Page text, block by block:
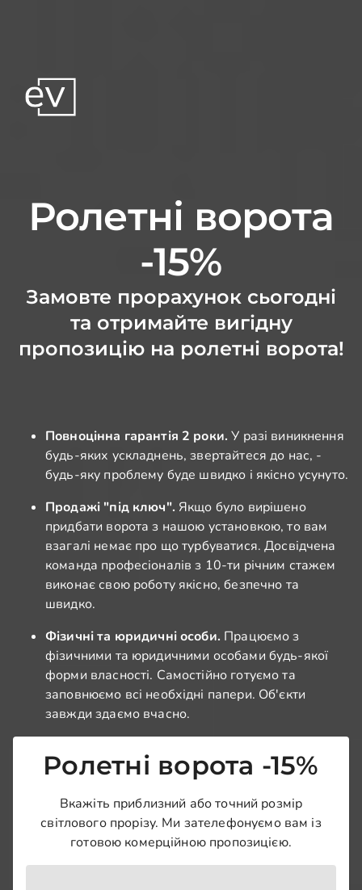
Ролетні ворота
-15%
Замовте прорахунок сьогодні
та отримайте вигідну
пропозицію на ролетні ворота!
Повноцінна гарантія 2 роки. У разі виникнення
будь-яких ускладнень, звертайтеся до нас, -
будь-яку проблему буде швидко і якісно усунуто.
Продажі "під ключ". Якщо було вирішено
придбати ворота з нашою установкою, то вам
взагалі немає про що турбуватися. Досвідчена
команда професіоналів з 10-ти річним стажем
виконає свою роботу якісно, безпечно та
швидко.
Фізичні та юридичні особи. Працюємо з
фізичними та юридичними особами будь-якої
форми власності. Самостійно готуємо та
заповнюємо всі необхідні папери. Об'єкти
завжди здаємо вчасно.
Ролетні ворота -15%
Вкажіть приблизний або точний розмір
світлового прорізу. Ми зателефонуємо вам із
готовою комерційною пропозицією.